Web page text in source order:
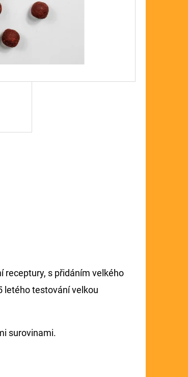
receptury, s přidáním velkého
letého testování velkou
surovinami.